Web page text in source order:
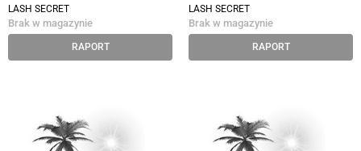
LASH SECRET
Brak w magazynie
RAPORT
LASH SECRET
Brak w magazynie
RAPORT